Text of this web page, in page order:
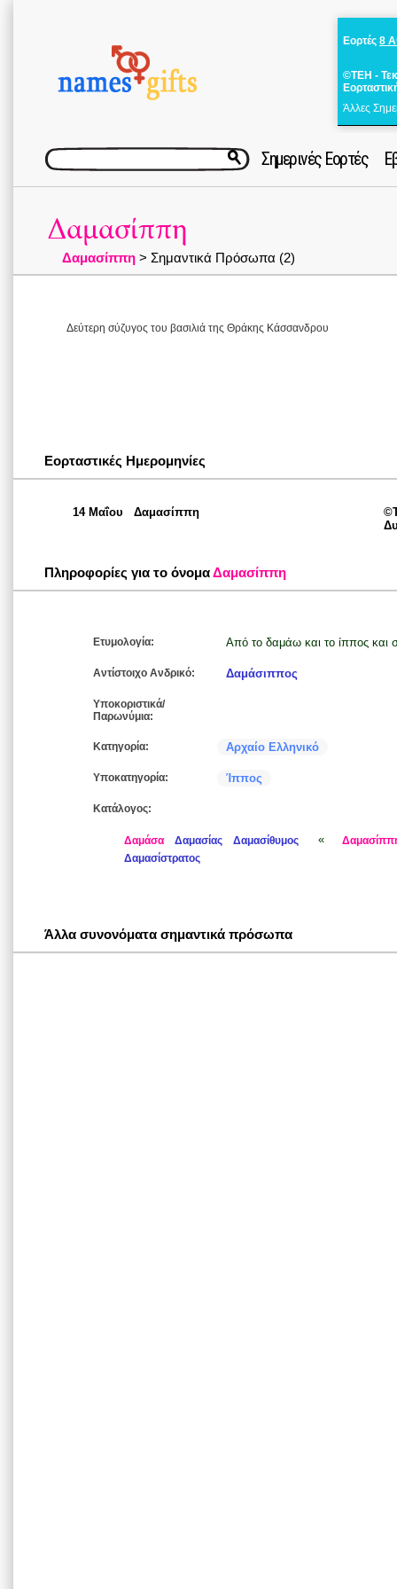
Εορτές 8
©ΤΕΗ -
Άλλες
Σημερινές Εορτές
Δαμασίππη
Δαμασίππη > Σημαντικά Πρόσωπα (2)
Δεύτερη σύζυγος του βασιλιά της Θράκης Κάσσανδρου
Εορταστικές Ημερομηνίες
14 Μαΐου Δαμασίππη
Πληροφορίες για το όνομαΔαμασίππη
Ετυμολογία: Από το δαμάω και το ίππος και
Αντίστοιχο Ανδρικό: Δαμάσιππος
Υποκοριστικά/
Παρωνύμια:
Κατηγορία: Αρχαίο Ελληνικό
Υποκατηγορία: Ίππος
Κατάλογος:
Δαμάσα Δαμασίας Δαμασίθυμος «
Δαμασίστρατος
Άλλα συνονόματα σημαντικά πρόσωπα